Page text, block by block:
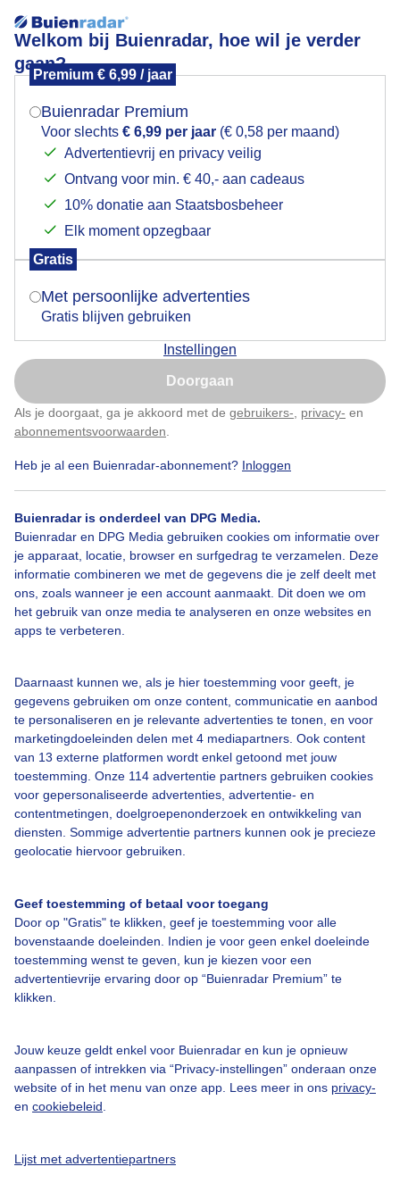
Welkom bij Buienradar, hoe wil je verder
gaan?
Premium € 6,99 / jaar
Buienradar Premium
Voor slechts € 6,99 per jaar (€ 0,58 per maand)
Advertentievrij en privacy veilig
Ontvang voor min. € 40,- aan cadeaus
10% donatie aan Staatsbosbeheer
Elk moment opzegbaar
Gratis
Met persoonlijke advertenties
Gratis blijven gebruiken
Instellingen
Doorgaan
Als je doorgaat, ga je akkoord met de gebruikers- privacy- en
abonnementsvoorwaarden
Heb je al een Buienradar-abonnement? Inloggen
Buienradar is onderdeel van DPG Media.
Buienradar en DPG Media gebruiken cookies om informatie over
je apparaat, locatie, browser en surfgedrag te verzamelen. Deze
informatie combineren we met de gegevens die je zelf deelt met
ons, zoals wanneer je een account aanmaakt. Dit doen we om
het gebruik van onze media te analyseren en onze websites en
apps te verbeteren.
Daarnaast kunnen we, als je hier toestemming voor geeft, je
gegevens gebruiken om onze content, communicatie en aanbod
te personaliseren en je relevante advertenties te tonen, en voor
marketingdoeleinden delen met 4 mediapartners. Ook content
van 13 externe platformen wordt enkel getoond met jouw
toestemming. Onze 114 advertentie partners gebruiken cookies
voor gepersonaliseerde advertenties, advertentie- en
contentmetingen, doelgroepenonderzoek en ontwikkeling van
diensten. Sommige advertentie partners kunnen ook je precieze
geolocatie hiervoor gebruiken.
Geef toestemming of betaal voor toegang
Door op "Gratis" te klikken, geef je toestemming voor alle
bovenstaande doeleinden. Indien je voor geen enkel doeleinde
toestemming wenst te geven, kun je kiezen voor een
advertentievrije ervaring door op “Buienradar Premium” te
klikken.
Jouw keuze geldt enkel voor Buienradar en kun je opnieuw
aanpassen of intrekken via “Privacy-instellingen” onderaan onze
website of in het menu van onze app. Lees meer in ons privacy-
en cookiebeleid
Lijst met advertentiepartners
Bui
Door: Ton Wesselius Gemaakt: 23-07-2025, 48x bekeken
Bui Tenten Wolken
Bekijk slideshow
Over Buienradar
Bedrijfsgegevens
Contact
Toegankelijkheid
Gebruikersvoorwaarden
Adverteren
Privacy beleid
Cookie beleid
Mogen we je locatie gebruiken voor het
Indien je hier nog geen akkoord op hebt gegeven,
verschijnt er zo een pop-up uit je browser waarin
Is goed, toon de popup
Nu niet, misschien later
Klik hierom dit aan te passen